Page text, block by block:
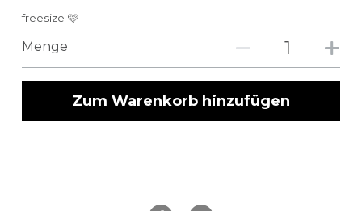
freesize 🩷
Menge
Zum Warenkorb hinzufügen